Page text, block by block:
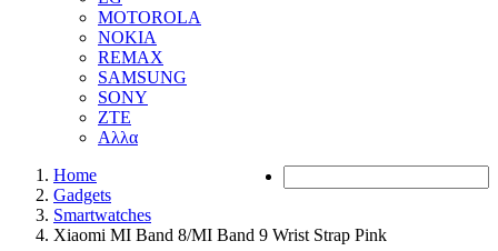
MOTOROLA
NOKIA
REMAX
SAMSUNG
SONY
ZTE
Αλλα
Home
Gadgets
Smartwatches
Xiaomi MI Band 8/MI Band 9 Wrist Strap Pink